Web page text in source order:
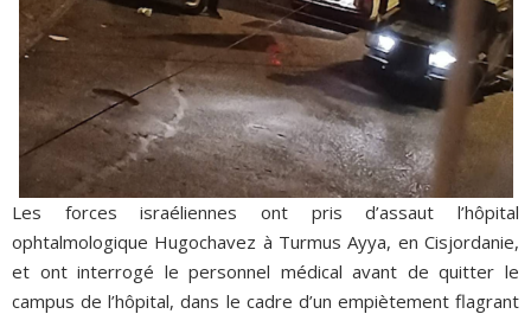
Les forces israéliennes ont pris d’assaut l’hôpital
ophtalmologique Hugochavez à Turmus Ayya, en Cisjordanie,
et ont interrogé le personnel médical avant de quitter le
campus de l’hôpital, dans le cadre d’un empiètement flagrant